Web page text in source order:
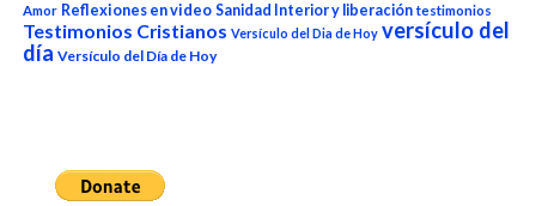
Amor Reflexiones en video Sanidad Interior y liberación testimonios
Testimonios Cristianos Versículo del Dia de Hoy versículo del
día Versículo del Día de Hoy